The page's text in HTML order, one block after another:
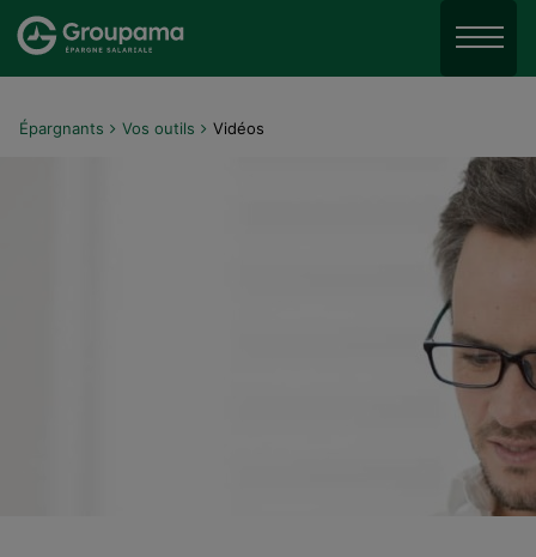
Aller au menu
Aller au contenu
Menu
Épargnants Vos outils Vidéos